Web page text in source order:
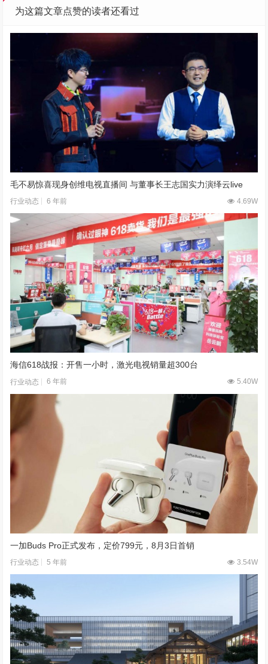
为这篇文章点赞的读者还看过
毛不易惊喜现身创维电视直播间 与董事长王志国实力演绎云live
行业动态 6 年前 4.69W
海信618战报：开售一小时，激光电视销量超300台
行业动态 6 年前 5.40W
一加Buds Pro正式发布，定价799元，8月3日首销
行业动态 5 年前 3.54W